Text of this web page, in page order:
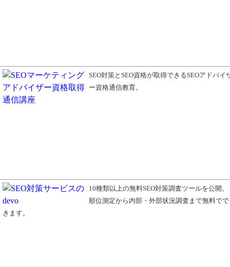
SEO対策とSEO資格が取得できるSEOアドバイ
ー資格通信教育。
10種類以上の無料SEO対策調査ツールを公開。
順位測定から内部・外部状況調査まで無料でで
きます。